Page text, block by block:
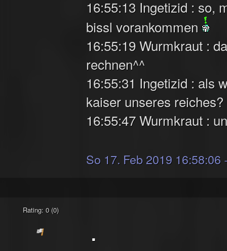
16:55:13 Ingetizid : so,
bissl vorankommen
16:55:19 Wurmkraut :
rechnen^^
16:55:31 Ingetizid : als
kaiser unseres reiches?
16:55:47 Wurmkraut :
So 17. Feb 2019 16:58:06
Rating: 0 (0)
.